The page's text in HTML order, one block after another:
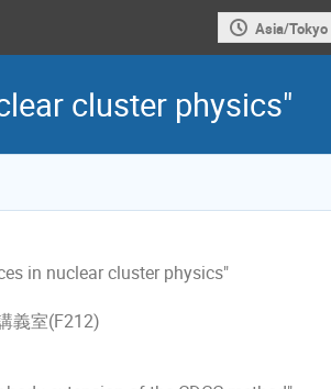
Asia/Tokyo
cluster physics"
in nuclear cluster physics"
義室(F212)